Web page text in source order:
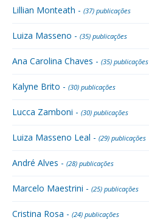
Lillian Monteath - (37) publicações
Luiza Masseno - (35) publicações
Ana Carolina Chaves - (35) publicações
Kalyne Brito - (30) publicações
Lucca Zamboni - (30) publicações
Luiza Masseno Leal - (29) publicações
André Alves - (28) publicações
Marcelo Maestrini - (25) publicações
Cristina Rosa - (24) publicações